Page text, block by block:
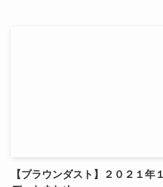
【ブラウンダスト】２０２１